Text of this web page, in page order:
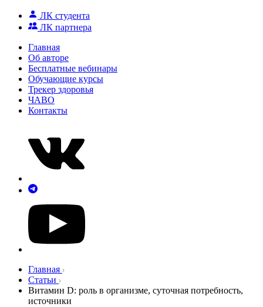
ЛК студента
ЛК партнера
Главная
Об авторе
Бесплатные вебинары
Обучающие курсы
Трекер здоровья
ЧАВО
Контакты
Главная
Статьи
Витамин D: роль в организме, суточная потребность,
источники